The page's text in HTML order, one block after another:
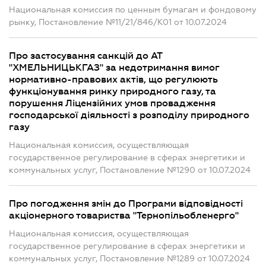
Национальная комиссия по ценным бумагам и фондовому
рынку, Постановление №11/21/846/К01 от 10.07.2024
Про застосування санкцій до АТ
"ХМЕЛЬНИЦЬКГАЗ" за недотримання вимог
нормативно-правових актів, що регулюють
функціонування ринку природного газу, та
порушення Ліцензійних умов провадження
господарської діяльності з розподілу природного
газу
Национальная комиссия, осуществляющая
государственное регулирование в сферах энергетики и
коммунальных услуг, Постановление №1290 от 10.07.2024
Про погодження змін до Програми відповідності
акціонерного товариства "Тернопільобленерго"
Национальная комиссия, осуществляющая
государственное регулирование в сферах энергетики и
коммунальных услуг, Постановление №1289 от 10.07.2024